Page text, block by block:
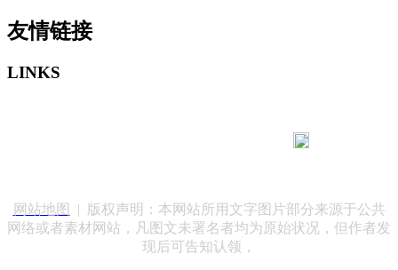
友情链接
LINKS
网站地图
| 版权声明：本网站所用文字图片部分来源于公共
网络或者素材网站，凡图文未署名者均为原始状况，但作者发
现后可告知认领，